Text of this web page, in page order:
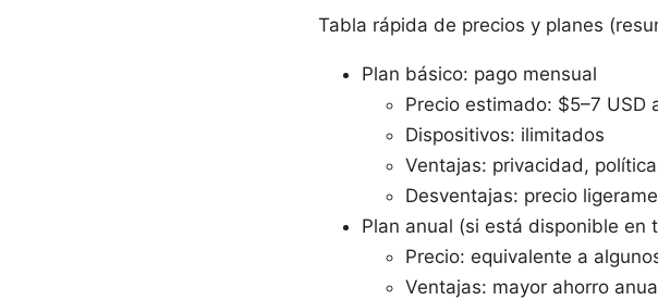
Tabla rápida de precios y planes
Plan básico: pago mensual
Precio estimado: $5–7 USD
Dispositivos: ilimitados
Ventajas: privacidad,
Desventajas: precio
Plan anual (si está disponible en
Precio: equivalente a
Ventajas: mayor ahorro